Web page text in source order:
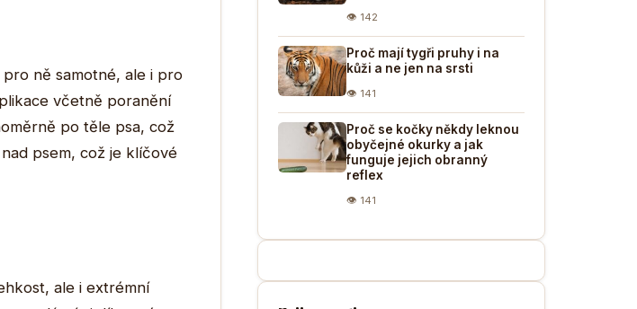
ně samotné, ale i pro
včetně poranění
po těle psa, což
psem, což je klíčové
ale i extrémní
👁 142
Proč mají tygři pruhy i na
kůži a ne jen na srsti
👁 141
Proč se kočky někdy leknou
obyčejné okurky a jak
funguje jejich obranný
reflex
👁 141